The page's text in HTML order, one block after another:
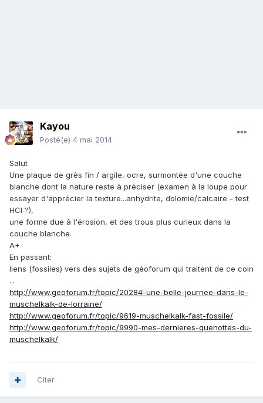
Kayou
Posté(e) 4 mai 2014
Salut
Une plaque de grès fin / argile, ocre, surmontée d'une couche
blanche dont la nature reste à préciser (examen à la loupe pour
essayer d'apprécier la texture...anhydrite, dolomie/calcaire - test
HCl ?),
une forme due à l'érosion, et des trous plus curieux dans la
couche blanche.
A+
En passant:
liens (fossiles) vers des sujets de géoforum qui traitent de ce coin
...
http://www.geoforum.fr/topic/20284-une-belle-journee-dans-le-
muschelkalk-de-lorraine/
http://www.geoforum.fr/topic/9619-muschelkalk-fast-fossile/
http://www.geoforum.fr/topic/9990-mes-dernieres-quenottes-du-
muschelkalk/
Citer